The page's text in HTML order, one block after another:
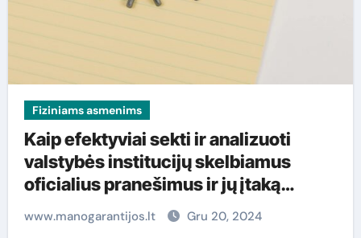
Fiziniams asmenims
Kaip efektyviai sekti ir analizuoti
valstybės institucijų skelbiamus
oficialius pranešimus ir jų įtaką
kasdieniam gyvenimui
www.manogarantijos.lt Gru 20, 2024